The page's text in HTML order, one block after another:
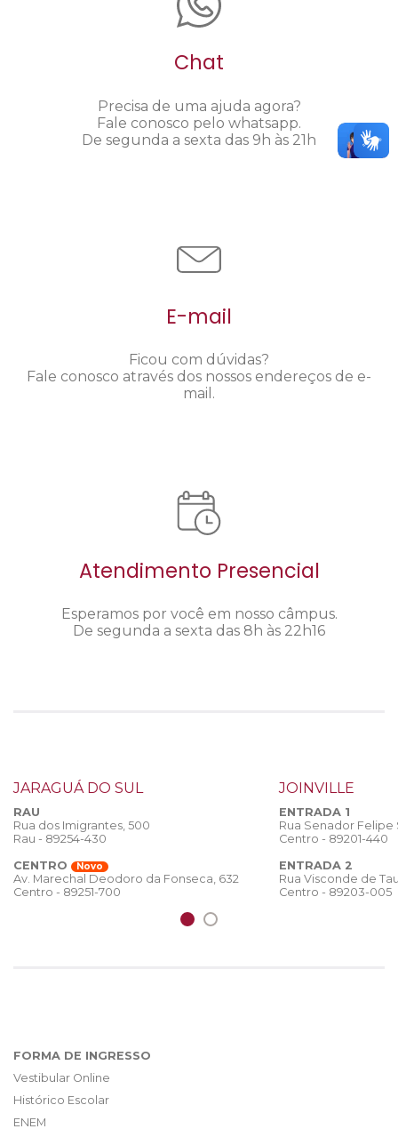
Chat
Precisa de uma ajuda agora?
Fale conosco pelo whatsapp.
De segunda a sexta das 9h às 21h
E-mail
Ficou com dúvidas?
Fale conosco através dos nossos endereços de e-
mail.
Atendimento Presencial
Esperamos por você em nosso câmpus.
De segunda a sexta das 8h às 22h16
JARAGUÁ DO SUL
RAU
Rua dos Imigrantes, 500
Rau - 89254-430
CENTRO
Novo
Av. Marechal Deodoro da Fonseca, 632
Centro - 89251-700
JOINVILLE
ENTRADA 1
Rua Senador
Centro - 89201-440
ENTRADA 2
Rua Visconde de
Centro - 89203-005
FORMA DE INGRESSO
Vestibular Online
Histórico Escolar
ENEM